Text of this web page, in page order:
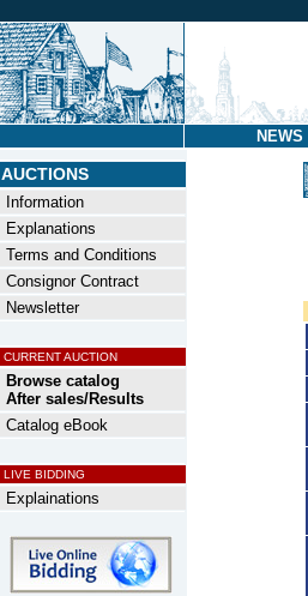
NEWS
AUCTIONS
Information
Explanations
Terms and Conditions
Consignor Contract
Newsletter
CURRENT AUCTION
Browse catalog
After sales/Results
Catalog eBook
LIVE BIDDING
Explainations